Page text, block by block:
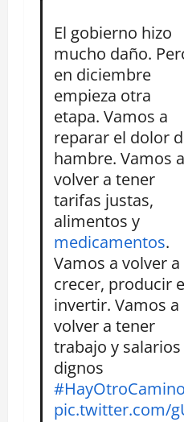
El gobierno hizo
mucho daño.
en diciembre
empieza otra
etapa. Vamos a
reparar el dolor
hambre. Vamos a
volver a tener
tarifas justas,
alimentos y
medicamentos.
Vamos a volver a
crecer, producir e
invertir. Vamos a
volver a tener
trabajo y salarios
dignos
#HayOtroCamino
pic.twitter.com/